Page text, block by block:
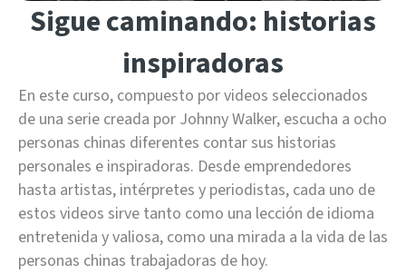
Sigue caminando: historias
inspiradoras
En este curso, compuesto por videos seleccionados
de una serie creada por Johnny Walker, escucha a ocho
personas chinas diferentes contar sus historias
personales e inspiradoras. Desde emprendedores
hasta artistas, intérpretes y periodistas, cada uno de
estos videos sirve tanto como una lección de idioma
entretenida y valiosa, como una mirada a la vida de las
personas chinas trabajadoras de hoy.